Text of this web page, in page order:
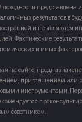
представлена
результатов в
и не являются
Фактические
и иных
на сайте,
приглашением или
инструментами.
советником.